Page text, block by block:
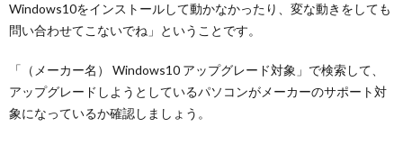
Windows10をインストールして動かなかったり、変な動きをしても
問い合わせてこないでね」ということです。
「（メーカー名） Windows10 アップグレード対象」で検索して、
アップグレードしようとしているパソコンがメーカーのサポート対
象になっているか確認しましょう。